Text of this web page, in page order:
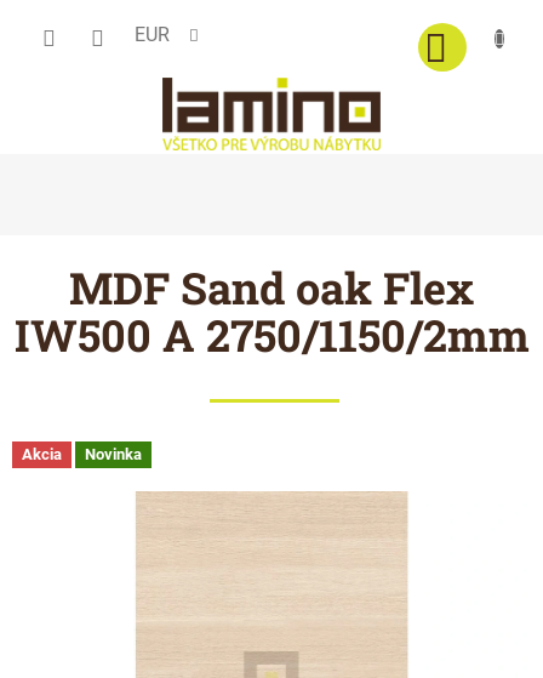
EUR
MDF Sand oak Flex
IW500 A 2750/1150/2mm
Akcia Novinka